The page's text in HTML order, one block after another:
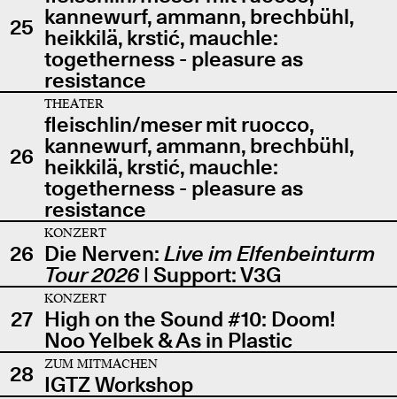
25 kannewurf, ammann, brechbühl,
heikkilä, krstić, mauchle:
togetherness - pleasure as
resistance
26
THEATER
fleischlin/meser mit ruocco,
kannewurf, ammann, brechbühl,
heikkilä, krstić, mauchle:
togetherness - pleasure as
resistance
26
KONZERT
Die Nerven: Live im Elfenbeinturm
Tour 2026| Support: V3G
27
KONZERT
High on the Sound #10: Doom!
Noo Yelbek & As in Plastic
28
ZUM MITMACHEN
IGTZ Workshop